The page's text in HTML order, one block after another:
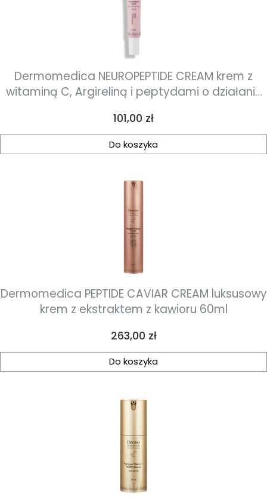
Dermomedica NEUROPEPTIDE CREAM krem z
witaminą C, Argireliną i peptydami o działaniu
Cena
101,00 zł
Do koszyka
Dermomedica PEPTIDE CAVIAR CREAM luksusowy
krem z ekstraktem z kawioru 60ml
Cena
263,00 zł
Do koszyka